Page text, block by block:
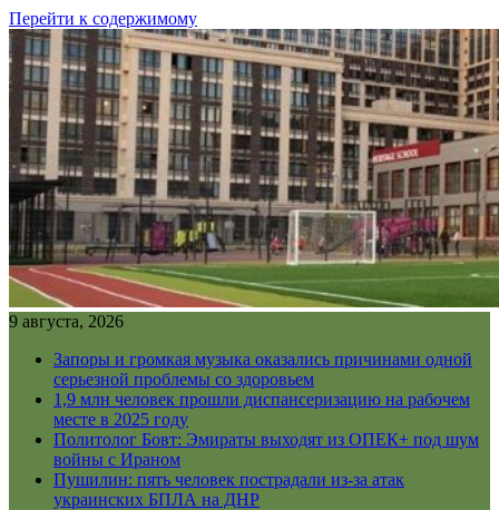
Перейти к содержимому
9 августа, 2026
Запоры и громкая музыка оказались причинами одной
серьезной проблемы со здоровьем
1,9 млн человек прошли диспансеризацию на рабочем
месте в 2025 году
Политолог Бовт: Эмираты выходят из ОПЕК+ под шум
войны с Ираном
Пушилин: пять человек пострадали из-за атак
украинских БПЛА на ДНР